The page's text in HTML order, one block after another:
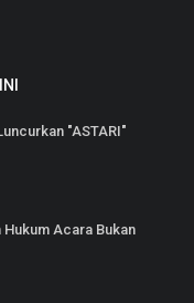
"ASTARI"
Acara Bukan